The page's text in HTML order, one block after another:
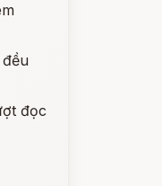
đọc